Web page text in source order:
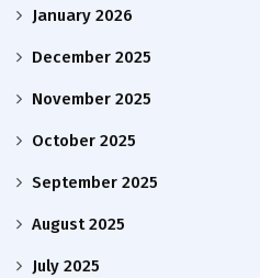
January 2026
December 2025
November 2025
October 2025
September 2025
August 2025
July 2025